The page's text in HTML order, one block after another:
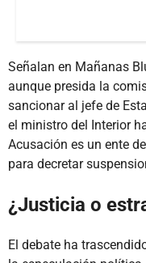
Señalan en Mañanas
aunque presida la
sancionar al jefe de
el ministro del Interior
Acusación es un ente
para decretar
¿Justicia o
El debate ha